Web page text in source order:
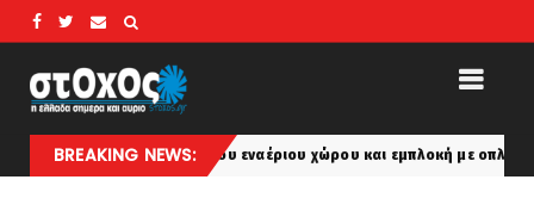
BREAKING NEWS:
του εναέριου χώρου και εμπλοκή με οπλισμένα τουρκικά